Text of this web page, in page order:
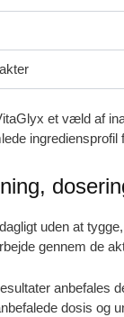
et væld af
uden at
gennem de
anbefales
dosis og